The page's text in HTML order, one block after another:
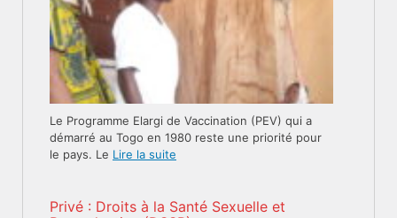
Le Programme Elargi de Vaccination (PEV) qui a
démarré au Togo en 1980 reste une priorité pour
le pays. Le Lire la suite
Privé : Droits à la Santé Sexuelle et